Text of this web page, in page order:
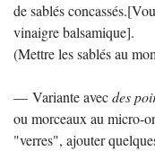
de sablés
vinaigre balsamique].
(Mettre les sablés au
— Variante avecdes
ou morceaux au micro-
"verres", ajouter